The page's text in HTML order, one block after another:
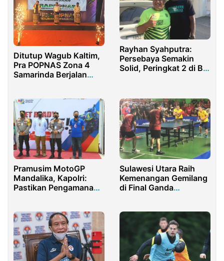
Ditutup Wagub Kaltim,
Pra POPNAS Zona 4
Samarinda Berjalan
Rayhan Syahputra:
Persebaya Semakin
Solid, Peringkat 2 di BRI
Pramusim MotoGP
Mandalika, Kapolri:
Pastikan Pengamanan
Sulawesi Utara Raih
Kemenangan Gemilang
di Final Ganda
Korpri